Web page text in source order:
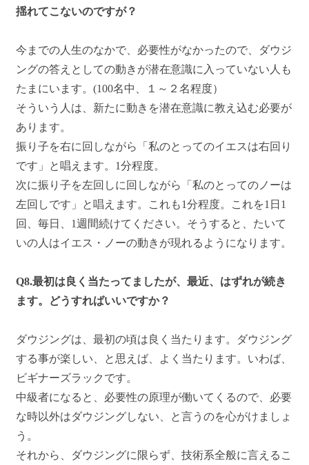
揺れてこないのですが？
今までの人生のなかで、必要性がなかったので、ダウジ
ングの答えとしての動きが潜在意識に入っていない人も
たまにいます。(100名中、１～２名程度）
そういう人は、新たに動きを潜在意識に教え込む必要が
あります。
振り子を右に回しながら「私のとってのイエスは右回り
です」と唱えます。1分程度。
次に振り子を左回しに回しながら「私のとってのノーは
左回しです」と唱えます。これも1分程度。これを1日1
回、毎日、1週間続けてください。そうすると、たいて
いの人はイエス・ノーの動きが現れるようになります。
Q8.最初は良く当たってましたが、最近、はずれが続き
ます。どうすればいいですか？
ダウジングは、最初の頃は良く当たります。ダウジング
する事が楽しい、と思えば、よく当たります。いわば、
ビギナーズラックです。
中級者になると、必要性の原理が働いてくるので、必要
な時以外はダウジングしない、と言うのを心がけましょ
う。
それから、ダウジングに限らず、技術系全般に言えるこ